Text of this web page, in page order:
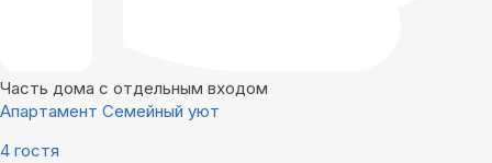
Часть дома с отдельным входом
Апартамент Семейный уют
4 гостя